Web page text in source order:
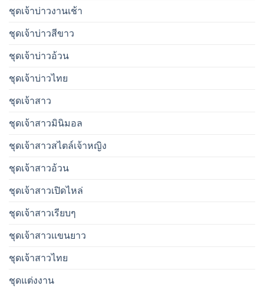
ชุดเจ้าบ่าวงานเช้า
ชุดเจ้าบ่าวสีขาว
ชุดเจ้าบ่าวอ้วน
ชุดเจ้าบ่าวไทย
ชุดเจ้าสาว
ชุดเจ้าสาวมินิมอล
ชุดเจ้าสาวสไตล์เจ้าหญิง
ชุดเจ้าสาวอ้วน
ชุดเจ้าสาวเปิดไหล่
ชุดเจ้าสาวเรียบๆ
ชุดเจ้าสาวเเขนยาว
ชุดเจ้าสาวไทย
ชุดแต่งงาน